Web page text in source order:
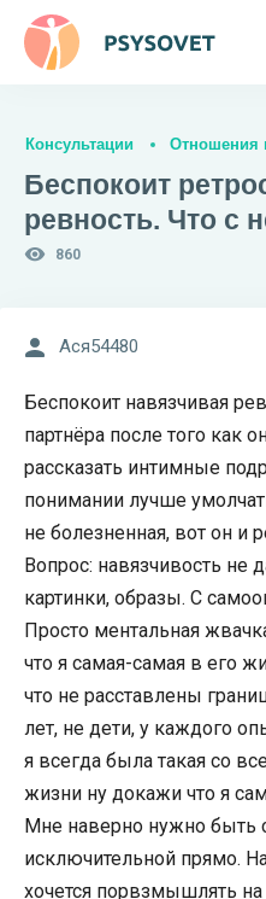
Консультации Отношения
Беспокоит
ревность. Что с
860
Acя54480
Беспокоит навязчивая
партнёра после того как
рассказать интимные
понимании лучше
не болезненная, вот он и
Вопрос: навязчивость не
картинки, образы. С
Просто ментальная
что я самая-самая в его
что не расставлены
лет, не дети, у каждого
я всегда была такая со
жизни ну докажи что я
Мне наверно нужно быть
исключительной прямо.
хочется порвзмышлять на